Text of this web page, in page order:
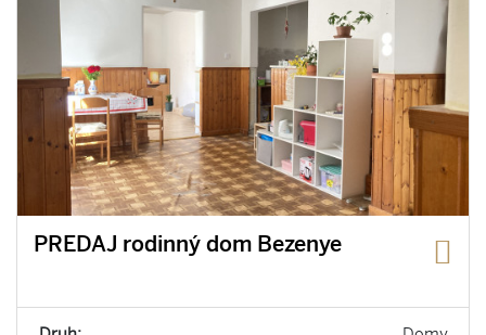
PREDAJ rodinný dom Bezenye